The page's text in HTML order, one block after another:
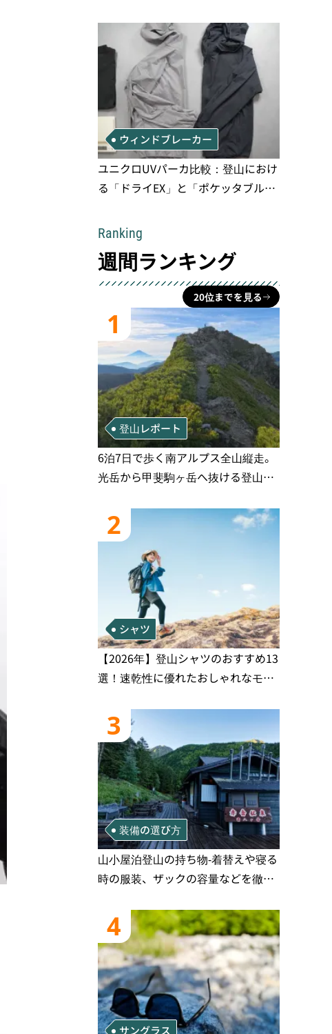
ウィンドブレーカー
ユニクロUVパーカ比較：登山におけ
る「ドライEX」と「ポケッタブル」
Ranking
週間ランキング
20位までを見る
1
登山レポート
6泊7日で歩く南アルプス全山縦走。
光岳から甲斐駒ヶ岳へ抜ける登山の
2
シャツ
【2026年】登山シャツのおすすめ13
選！速乾性に優れたおしゃれなモデ
3
装備の選び方
山小屋泊登山の持ち物‐着替えや寝る
時の服装、ザックの容量などを徹底
4
サングラス